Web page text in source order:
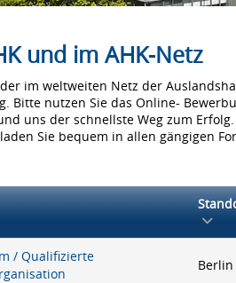
und im AHK-Netz
im weltweiten Netz der
Bitte nutzen Sie das Online-
uns der schnellste Weg zum
Sie bequem in allen gängigen
/ Qualifizierte
Berlin